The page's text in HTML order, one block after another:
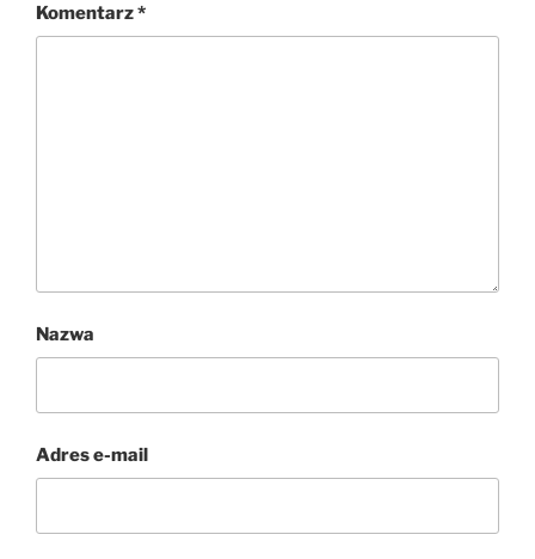
Komentarz*
Nazwa
Adres e-mail